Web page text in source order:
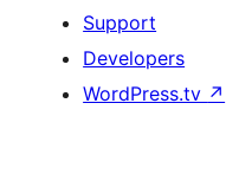
Support
Developers
WordPress.tv ↗